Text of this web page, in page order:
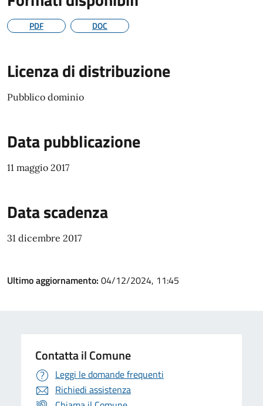
PDF DOC
Licenza di distribuzione
Pubblico dominio
Data pubblicazione
11 maggio 2017
Data scadenza
31 dicembre 2017
Ultimo aggiornamento: 04/12/2024, 11:45
Contatta il Comune
Leggi le domande frequenti
Richiedi assistenza